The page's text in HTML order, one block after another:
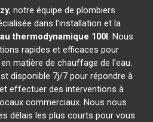
, notre équipe de plombiers
dans l'installation et la
thermodynamique 100l. Nous
rapides et efficaces pour
matière de chauffage de l'eau.
disponible 7j/7 pour répondre à
effectuer des interventions à
commerciaux. Nous nous
délais les plus courts pour vous